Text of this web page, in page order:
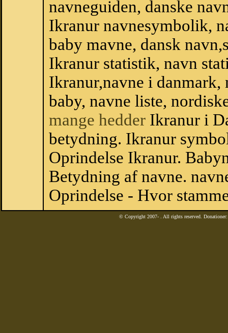
navneguiden, danske
Ikranur navnesymbolik,
baby mavne, dansk
Ikranur statistik, navn
Ikranur,navne i
baby, navne liste,
mange hedder Ikranur i
betydning. Ikranur
Oprindelse Ikranur.
Betydning af navne.
Oprindelse - Hvor
© Copyright 2007- . All rights reserved.